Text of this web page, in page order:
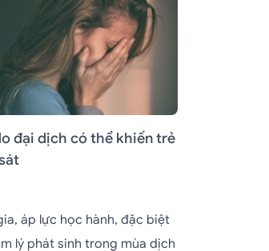
đại dịch có thể khiến trẻ
áp lực học hành, đặc biệt
lý phát sinh trong mùa dịch